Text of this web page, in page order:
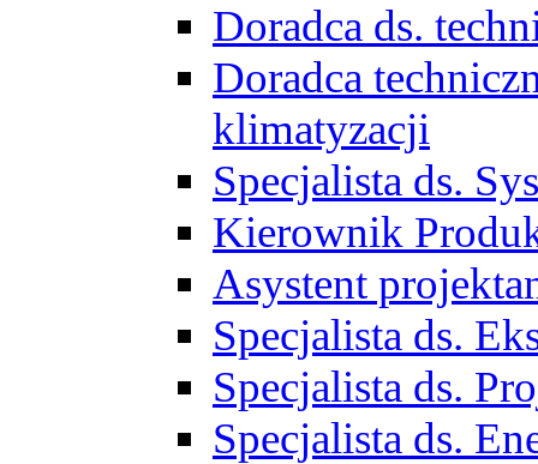
Doradca ds.
Doradca
klimatyzacji
Specjalista ds.
Kierownik
Asystent
Specjalista ds.
Specjalista ds.
Specjalista ds.